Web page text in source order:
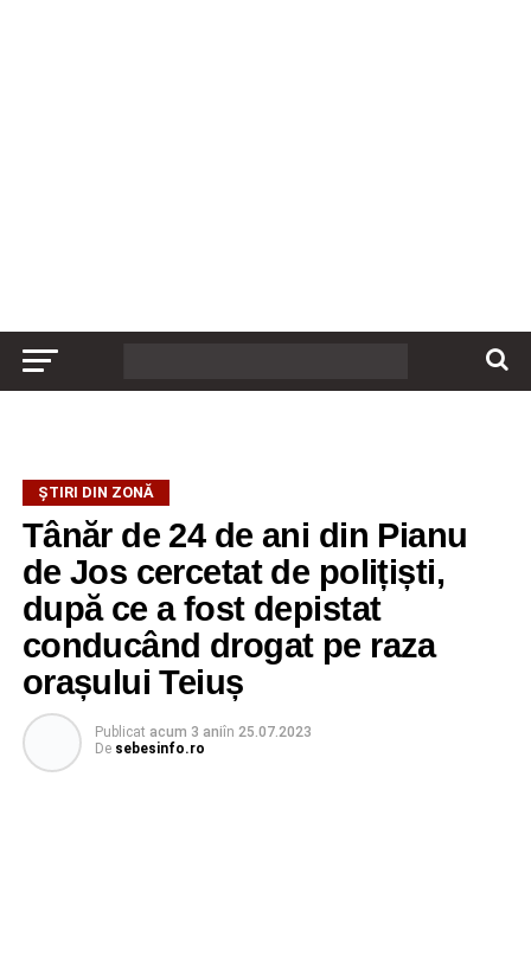
ȘTIRI DIN ZONĂ
Tânăr de 24 de ani din Pianu
de Jos cercetat de polițiști,
după ce a fost depistat
conducând drogat pe raza
orașului Teiuș
Publicat acum 3 aniîn 25.07.2023
De sebesinfo.ro